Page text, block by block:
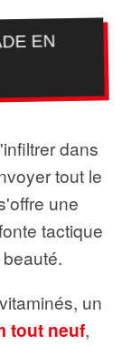
EN
dans
tout le
une
tactique
un
tout neuf,